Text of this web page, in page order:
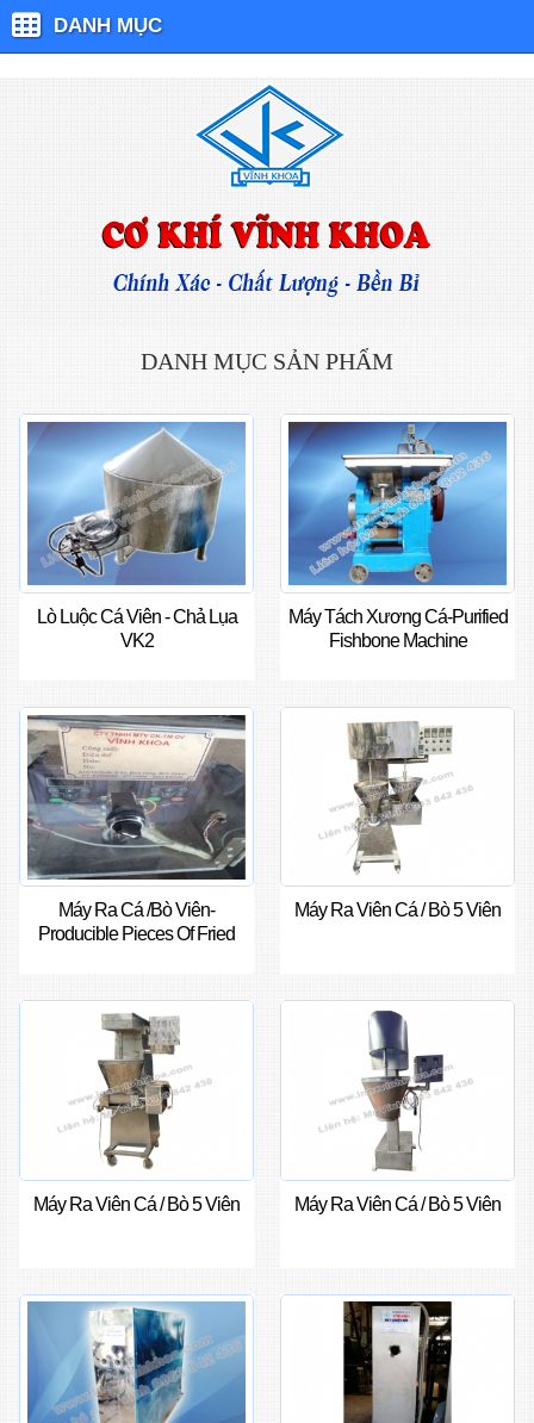
DANH MỤC
DANH MỤC SẢN PHẨM
Lò Luộc Cá Viên - Chả Lụa
VK2
Máy Tách Xương Cá-Purified
Fishbone Machine
Máy Ra Cá /bò Viên-
Producible Pieces Of Fried
Máy Ra Viên Cá / Bò 5 Viên
Máy Ra Viên Cá / Bò 5 Viên Máy Ra Viên Cá / Bò 5 Viên